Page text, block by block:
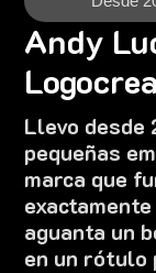
Andy
Llevo desde
pequeñas
marca que
aguanta un
en un rótulo